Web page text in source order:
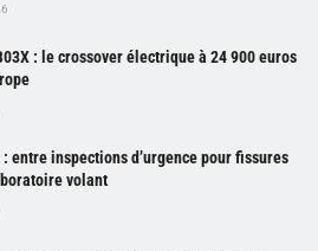
: le crossover électrique à 24 900 euros
entre inspections d’urgence pour fissures
volant